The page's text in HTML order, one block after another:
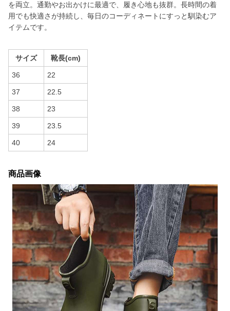
を両立。通勤やお出かけに最適で、履き心地も抜群。長時間の着
用でも快適さが持続し、毎日のコーディネートにすっと馴染むア
イテムです。
サイズ 靴長(cm)
36 22
37 22.5
38 23
39 23.5
40 24
商品画像